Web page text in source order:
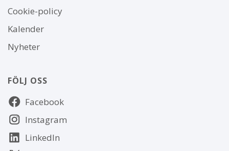
Om
webbplatsen
Cookie-policy
Kalender
Nyheter
FÖLJ OSS
Följ
oss Facebook
Instagram
LinkedIn